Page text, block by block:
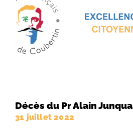
Décès du Pr Alain Junqua
31 juillet 2022